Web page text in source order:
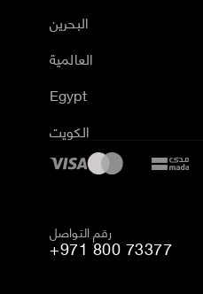
البحرين
العالمية
Egypt
الكويت
رقم التواصل
+971 800 73377